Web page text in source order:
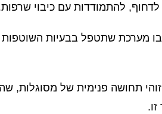
להתמודדות עם כיבוי
מערכת שתטפל בבעיות
תחושה פנימית של מסוגלות,